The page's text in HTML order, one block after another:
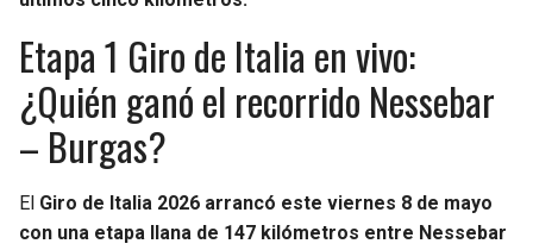
Etapa 1 Giro de Italia en vivo:
¿Quién ganó el recorrido Nessebar
– Burgas?
El Giro de Italia 2026 arrancó este viernes 8 de mayo
con una etapa llana de 147 kilómetros entre Nessebar